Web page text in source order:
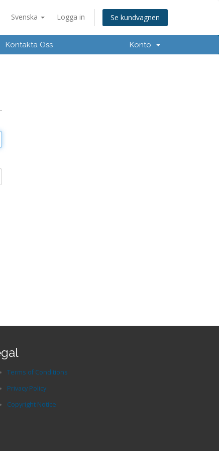
Svenska Logga in Se kundvagnen
Kontakta Oss Konto
Terms of Conditions
Privacy Policy
Copyright Notice